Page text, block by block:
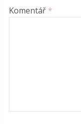
Komentář *